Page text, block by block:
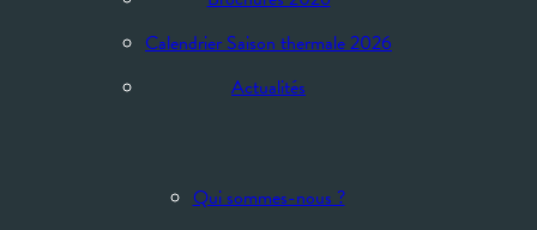
Calendrier Saison thermale 2026
Actualités
Qui sommes-nous ?